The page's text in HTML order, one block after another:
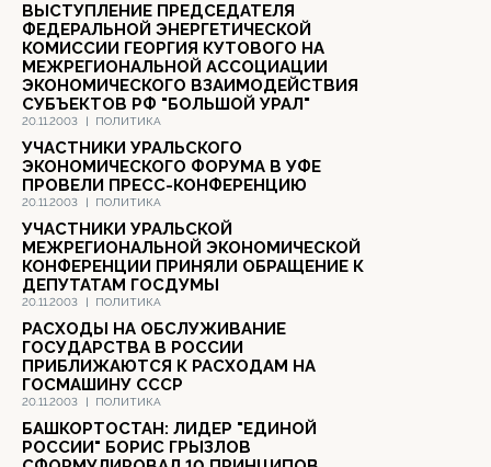
20.11.2003 | ПОЛИТИКА
ВЫСТУПЛЕНИЕ ПРЕДСЕДАТЕЛЯ
ФЕДЕРАЛЬНОЙ ЭНЕРГЕТИЧЕСКОЙ
КОМИССИИ ГЕОРГИЯ КУТОВОГО НА
МЕЖРЕГИОНАЛЬНОЙ АССОЦИАЦИИ
ЭКОНОМИЧЕСКОГО ВЗАИМОДЕЙСТВИЯ
СУБЪЕКТОВ РФ "БОЛЬШОЙ УРАЛ"
20.11.2003 | ПОЛИТИКА
УЧАСТНИКИ УРАЛЬСКОГО
ЭКОНОМИЧЕСКОГО ФОРУМА В УФЕ
ПРОВЕЛИ ПРЕСС-КОНФЕРЕНЦИЮ
20.11.2003 | ПОЛИТИКА
УЧАСТНИКИ УРАЛЬСКОЙ
МЕЖРЕГИОНАЛЬНОЙ ЭКОНОМИЧЕСКОЙ
КОНФЕРЕНЦИИ ПРИНЯЛИ ОБРАЩЕНИЕ К
ДЕПУТАТАМ ГОСДУМЫ
20.11.2003 | ПОЛИТИКА
РАСХОДЫ НА ОБСЛУЖИВАНИЕ
ГОСУДАРСТВА В РОССИИ
ПРИБЛИЖАЮТСЯ К РАСХОДАМ НА
ГОСМАШИНУ СССР
БАШКОРТОСТАН: ЛИДЕР "ЕДИНОЙ
РОССИИ" БОРИС ГРЫЗЛОВ